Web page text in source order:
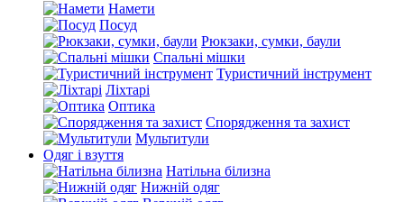
Намети
Посуд
Рюкзаки, сумки, баули
Спальні мішки
Туристичний інструмент
Ліхтарі
Оптика
Спорядження та захист
Мультитули
Одяг і взуття
Натільна білизна
Нижній одяг